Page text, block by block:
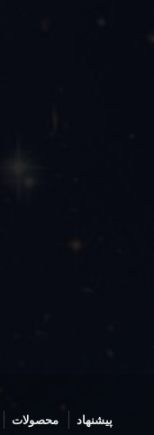
محصولات
پیشنهاد